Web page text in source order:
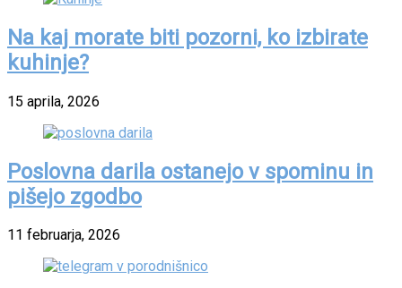
Na kaj morate biti pozorni, ko izbirate
kuhinje?
15 aprila, 2026
Poslovna darila ostanejo v spominu in
pišejo zgodbo
11 februarja, 2026